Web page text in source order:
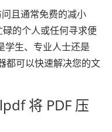
且通常免费的减小
的个人或任何寻求便
学生、专业人士还是
都可以快速解决您的文
将 PDF 压